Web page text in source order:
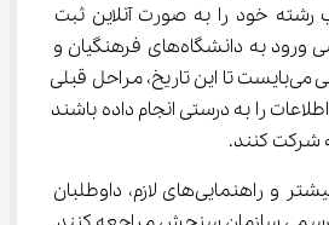
خود را به صورت آنلاین ثبت
کنند. داوطلبان متقاضی ورود به دانشگاه‌های فرهنگیان و
تربیت دبیر شهید رجایی می‌بایست تا این تاریخ، مراحل قبلی
اطلاعات را به درستی انجام داده باشند
شرکت کنند.
جهت کسب اطلاعات بیشتر و راهنمایی‌های لازم، داوطلبان